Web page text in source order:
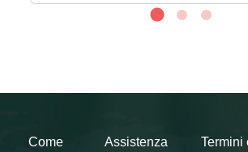
sulla spendibilità della Carta
Come Assistenza Termini